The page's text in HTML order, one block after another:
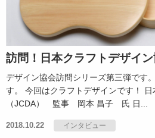
訪問！日本クラフトデザイ
デザイン協会訪問シリーズ第三弾です
す。 今回はクラフトデザインです！
（JCDA） 監事 岡本 昌子 氏 日...
2018.10.22 インタビュー